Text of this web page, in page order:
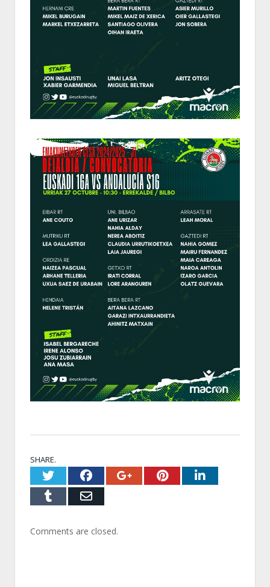
SHARE.
TwitterFacebookGoogle+Pinterest
TumblrEmail
Comments are closed.